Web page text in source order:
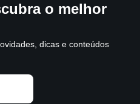
o melhor
dicas e conteúdos